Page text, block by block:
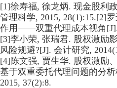
[1]徐寿福, 徐龙炳. 现金股利
管理科学, 2015, 28(1):15.[2]
作用——双重代理成本视角[J].
[3]李小荣, 张瑞君. 股权激励
风险规避?[J]. 会计研究,
[4]陈文强, 贾生华. 股权激
基于双重委托代理问题的分
2015, 37(2):8.